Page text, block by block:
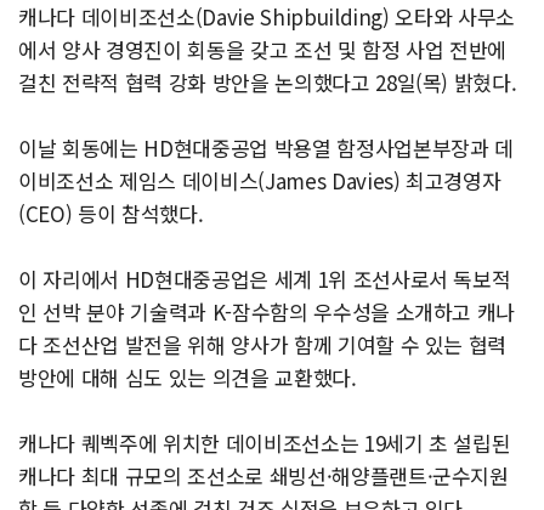
캐나다 데이비조선소(Davie Shipbuilding) 오타와 사무소
에서 양사 경영진이 회동을 갖고 조선 및 함정 사업 전반에
걸친 전략적 협력 강화 방안을 논의했다고 28일(목) 밝혔다.
이날 회동에는 HD현대중공업 박용열 함정사업본부장과 데
이비조선소 제임스 데이비스(James Davies) 최고경영자
(CEO) 등이 참석했다.
이 자리에서 HD현대중공업은 세계 1위 조선사로서 독보적
인 선박 분야 기술력과 K-잠수함의 우수성을 소개하고 캐나
다 조선산업 발전을 위해 양사가 함께 기여할 수 있는 협력
방안에 대해 심도 있는 의견을 교환했다.
캐나다 퀘벡주에 위치한 데이비조선소는 19세기 초 설립된
캐나다 최대 규모의 조선소로 쇄빙선·해양플랜트·군수지원